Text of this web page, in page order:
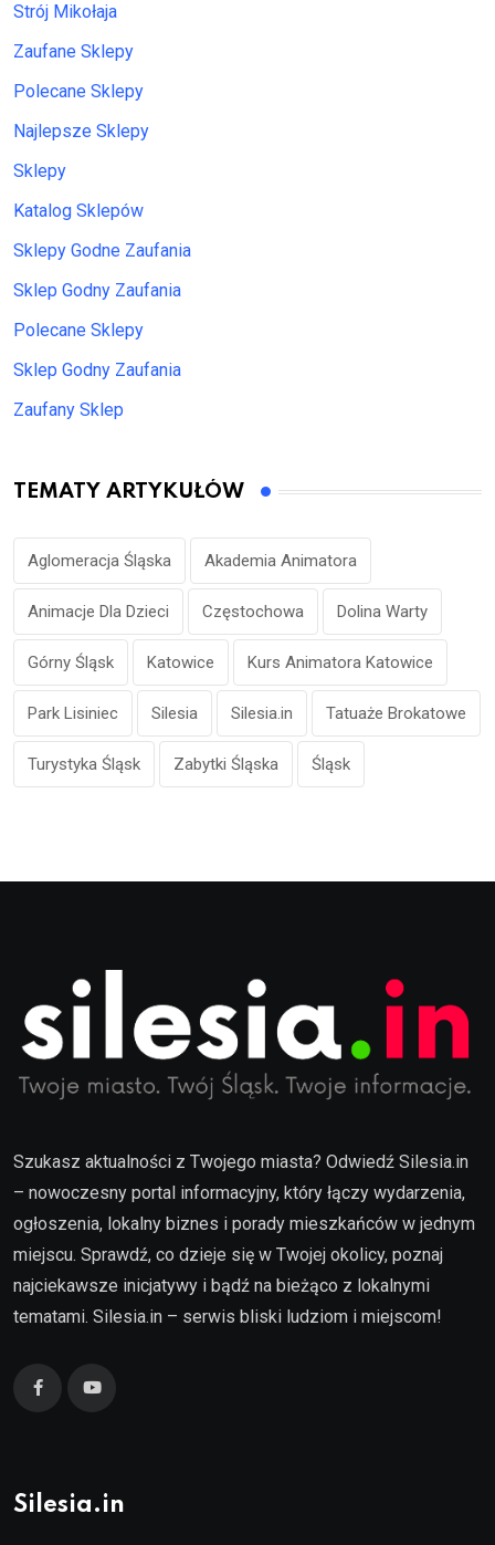
Strój Mikołaja
Zaufane Sklepy
Polecane Sklepy
Najlepsze Sklepy
Sklepy
Katalog Sklepów
Sklepy Godne Zaufania
Sklep Godny Zaufania
Polecane Sklepy
Sklep Godny Zaufania
Zaufany Sklep
TEMATY ARTYKUŁÓW
Aglomeracja Śląska Akademia Animatora
Animacje Dla Dzieci Częstochowa Dolina Warty
Górny Śląsk Katowice Kurs Animatora Katowice
Park Lisiniec Silesia Silesia.in Tatuaże Brokatowe
Turystyka Śląsk Zabytki Śląska Śląsk
Szukasz aktualności z Twojego miasta? Odwiedź Silesia.in
– nowoczesny portal informacyjny, który łączy wydarzenia,
ogłoszenia, lokalny biznes i porady mieszkańców w jednym
miejscu. Sprawdź, co dzieje się w Twojej okolicy, poznaj
najciekawsze inicjatywy i bądź na bieżąco z lokalnymi
tematami. Silesia.in – serwis bliski ludziom i miejscom!
Silesia.in